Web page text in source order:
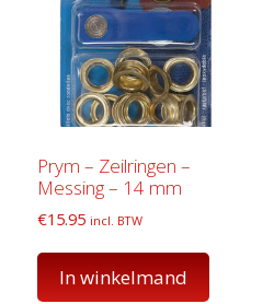
Prym – Zeilringen –
Messing – 14 mm
€15.95 incl. BTW
In winkelmand